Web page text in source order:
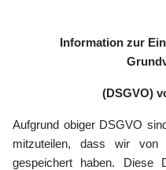
Information zur
(DSGVO)
Aufgrund obiger DSGVO
mitzuteilen, dass wir von
gespeichert haben. Diese